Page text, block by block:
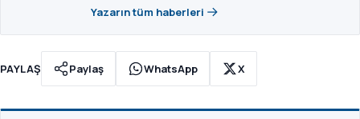
Yazarın tüm haberleri
PAYLAŞ Paylaş WhatsApp X